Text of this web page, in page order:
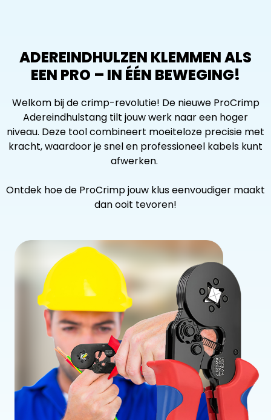
ADEREINDHULZEN KLEMMEN ALS
EEN PRO – IN ÉÉN BEWEGING!
Welkom bij de crimp-revolutie! De nieuwe ProCrimp
Adereindhulstang tilt jouw werk naar een hoger
niveau. Deze tool combineert moeiteloze precisie met
kracht, waardoor je snel en professioneel kabels kunt
afwerken.
Ontdek hoe de ProCrimp jouw klus eenvoudiger maakt
dan ooit tevoren!